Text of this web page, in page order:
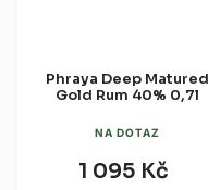
Phraya Deep Matured
Gold Rum 40% 0,7l
NA DOTAZ
1 095 Kč